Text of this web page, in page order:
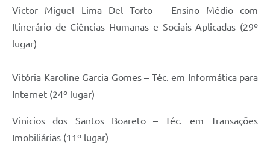
Victor Miguel Lima Del Torto – Ensino Médio com
Itinerário de Ciências Humanas e Sociais Aplicadas (29º
lugar)
Vitória Karoline Garcia Gomes – Téc. em Informática para
Internet (24º lugar)
Vinicios dos Santos Boareto – Téc. em Transações
Imobiliárias (11º lugar)